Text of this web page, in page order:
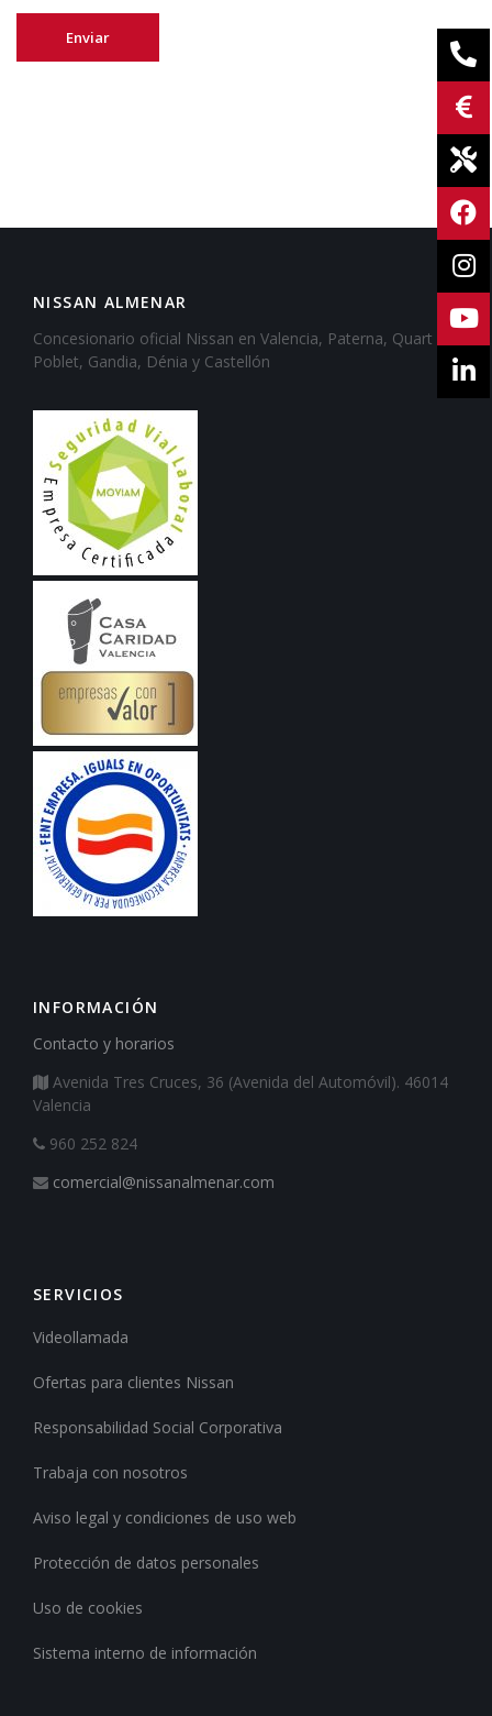
NISSAN ALMENAR
Concesionario oficial Nissan en Valencia, Paterna, Quart de
Poblet, Gandia, Dénia y Castellón
INFORMACIÓN
Contacto y horarios
Avenida Tres Cruces, 36 (Avenida del Automóvil). 46014
Valencia
960 252 824
comercial@nissanalmenar.com
SERVICIOS
Videollamada
Ofertas para clientes Nissan
Responsabilidad Social Corporativa
Trabaja con nosotros
Aviso legal y condiciones de uso web
Protección de datos personales
Uso de cookies
Sistema interno de información